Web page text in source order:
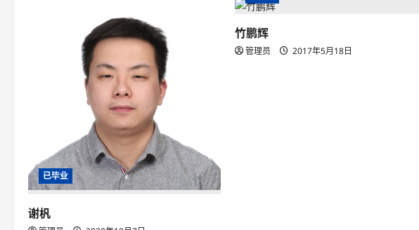
i
o
n
已毕业
谢杋
竹鹏辉
管理员 2017年5月18日